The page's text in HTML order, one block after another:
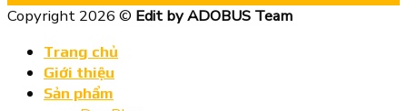
Copyright 2026 © Edit by ADOBUS Team
Trang chủ
Giới thiệu
Sản phẩm